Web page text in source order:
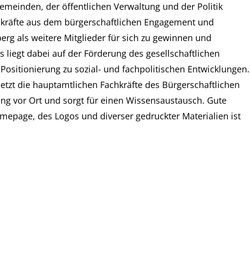
der öffentlichen Verwaltung und der Politik
aus dem bürgerschaftlichen Engagement und
als weitere Mitglieder für sich zu gewinnen und
liegt dabei auf der Förderung des gesellschaftlichen
zu sozial- und fachpolitischen Entwicklungen.
die hauptamtlichen Fachkräfte des Bürgerschaftlichen
vor Ort und sorgt für einen Wissensaustausch. Gute
des Logos und diverser gedruckter Materialien ist